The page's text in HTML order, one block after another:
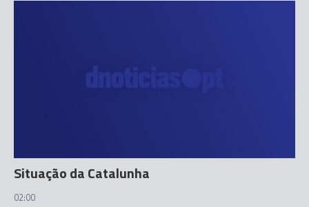
Situação da Catalunha
02:00